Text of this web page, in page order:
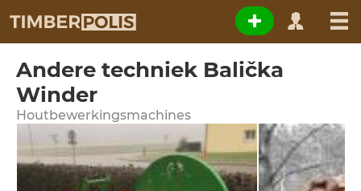
Andere techniek Balička
Winder
Houtbewerkingsmachines